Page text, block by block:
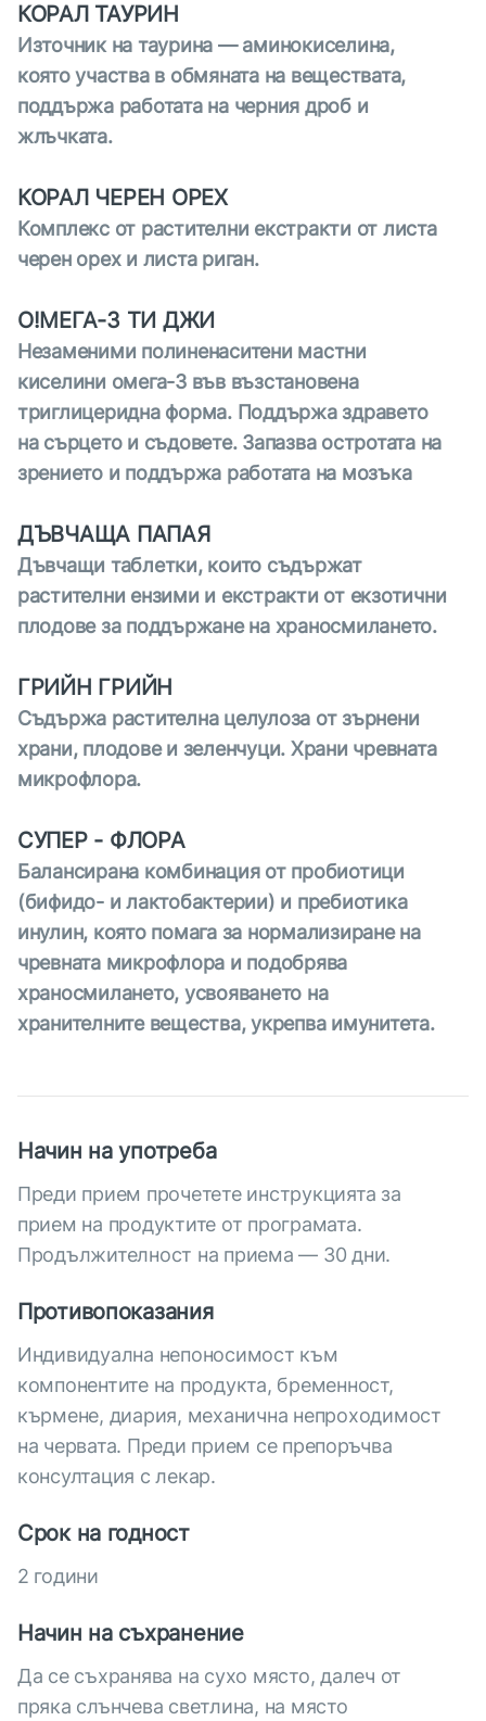
КОРАЛ ТАУРИН
Източник на таурина — аминокиселина,
която участва в обмяната на веществата,
поддържа работата на черния дроб и
жлъчката.
КОРАЛ ЧЕРЕН ОРЕХ
Комплекс от растителни екстракти от листа
черен орех и листа риган.
O!МЕГА-3 ТИ ДЖИ
Незаменими полиненаситени мастни
киселини омега-3 във възстановена
триглицеридна форма. Поддържа здравето
на сърцето и съдовете. Запазва остротата на
зрението и поддържа работата на мозъка
ДЪВЧАЩА ПАПАЯ
Дъвчащи таблетки, които съдържат
растителни ензими и екстракти от екзотични
плодове за поддържане на храносмилането.
ГРИЙН ГРИЙН
Съдържа растителна целулоза от зърнени
храни, плодове и зеленчуци. Храни чревната
микрофлора.
СУПЕР - ФЛОРА
Балансирана комбинация от пробиотици
(бифидо- и лактобактерии) и пребиотика
инулин, която помага за нормализиране на
чревната микрофлора и подобрява
храносмилането, усвояването на
хранителните вещества, укрепва имунитета.
Начин на употреба
Преди прием прочетете инструкцията за
прием на продуктите от програмата.
Продължителност на приема — 30 дни.
Противопоказания
Индивидуална непоносимост към
компонентите на продукта, бременност,
кърмене, диария, механична непроходимост
на червата. Преди прием се препоръчва
консултация с лекар.
Срок на годност
2 години
Начин на съхранение
Да се съхранява на сухо място, далеч от
пряка слънчева светлина, на място